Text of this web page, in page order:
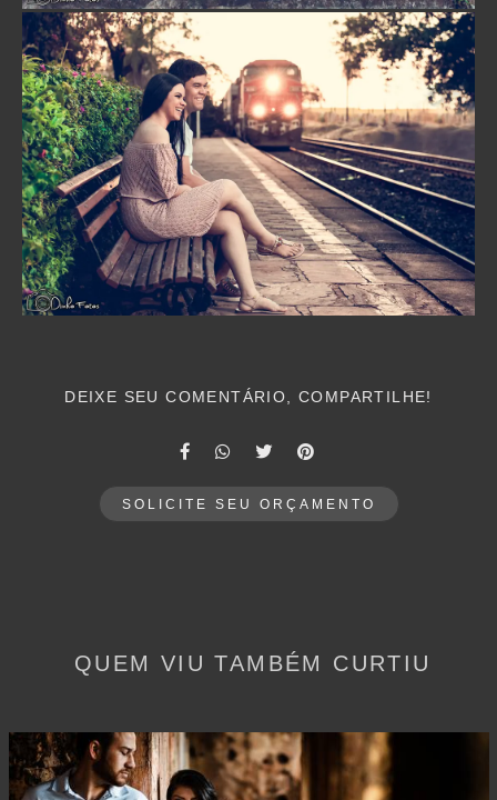
DEIXE SEU COMENTÁRIO, COMPARTILHE!
SOLICITE SEU ORÇAMENTO
QUEM VIU TAMBÉM CURTIU